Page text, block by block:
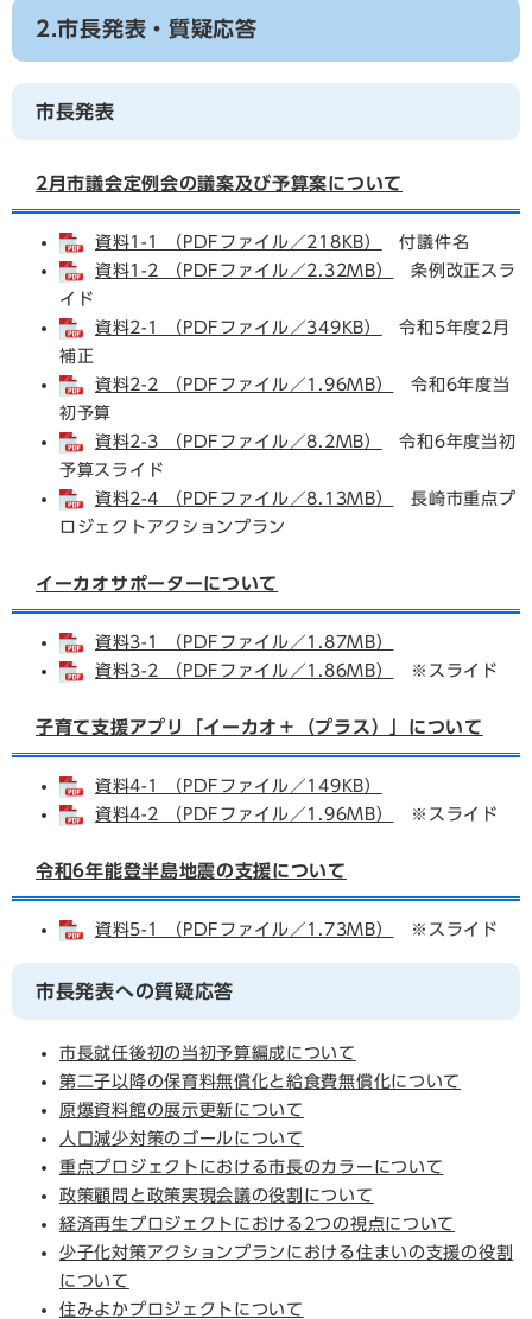
2.市長発表・質疑応答
市長発表
2月市議会定例会の議案及び予算案について
資料1-1 （PDFファイル／218KB）
付議件名
資料1-2 （PDFファイル／2.32MB）
条例改正スラ
イド
資料2-1 （PDFファイル／349KB）
令和5年度2月
補正
資料2-2 （PDFファイル／1.96MB）
令和6年度当
初予算
資料2-3 （PDFファイル／8.2MB）
令和6年度当初
予算スライド
資料2-4 （PDFファイル／8.13MB）
長崎市重点プ
ロジェクトアクションプラン
イーカオサポーターについて
資料3-1 （PDFファイル／1.87MB）
資料3-2 （PDFファイル／1.86MB）
※スライド
子育て支援アプリ「イーカオ＋（プラス）」について
資料4-1 （PDFファイル／149KB）
資料4-2 （PDFファイル／1.96MB）
※スライド
令和6年能登半島地震の支援について
資料5-1 （PDFファイル／1.73MB） ※スライド
市長発表への質疑応答
市長就任後初の当初予算編成について
第二子以降の保育料無償化と給食費無償化について
原爆資料館の展示更新について
人口減少対策のゴールについて
重点プロジェクトにおける市長のカラーについて
政策顧問と政策実現会議の役割について
経済再生プロジェクトにおける2つの視点について
少子化対策アクションプランにおける住まいの支援の役割
について
住みよかプロジェクトについて